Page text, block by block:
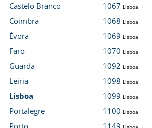
Castelo Branco
Coimbra
Évora
Faro
Guarda
Leiria
Lisboa
Portalegre
Porto
1067 Lisboa
1068 Lisboa
1069 Lisboa
1070 Lisboa
1092 Lisboa
1098 Lisboa
1099 Lisboa
1100 Lisboa
1149